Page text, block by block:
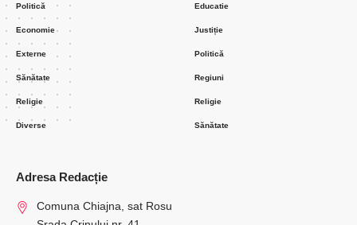
Politică
Economie
Externe
Sănătate
Religie
Diverse
Educatie
Justiție
Politică
Regiuni
Religie
Sănătate
Adresa Redacție
Comuna Chiajna, sat Rosu